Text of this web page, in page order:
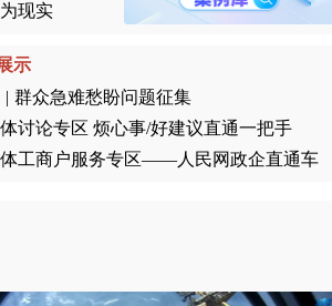
现实
示
| 群众急难愁盼问题征集
讨论专区 烦心事/好建议直通一把手
工商户服务专区——人民网政企直通车